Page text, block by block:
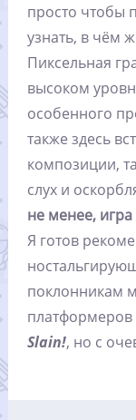
просто чтобы
узнать, в чём
Пиксельная
высоком
особенного
также здесь
композиции,
слух и
не менее,
Я готов
поклонникам
платформеров
Slain!, но с